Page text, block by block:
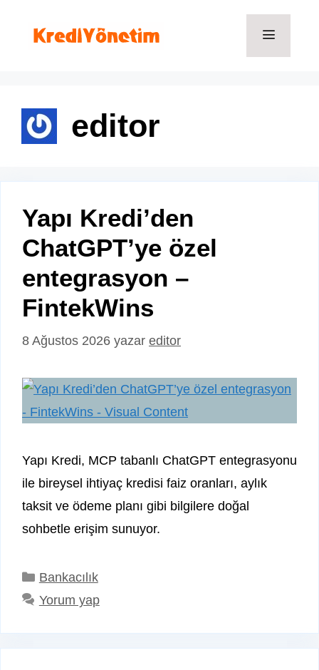
editor
Yapı Kredi’den
ChatGPT’ye özel
entegrasyon –
FintekWins
8 Ağustos 2026 yazar editor
Yapı Kredi, MCP tabanlı ChatGPT entegrasyonu
ile bireysel ihtiyaç kredisi faiz oranları, aylık
taksit ve ödeme planı gibi bilgilere doğal
sohbetle erişim sunuyor.
Kategoriler
Bankacılık
Yorum yap